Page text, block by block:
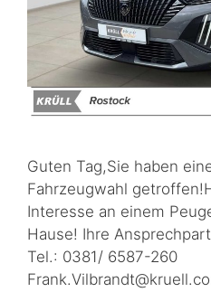
Guten Tag,Sie haben
Fahrzeugwahl
Interesse an einem
Hause! Ihre
Tel.: 0381/ 6587-260